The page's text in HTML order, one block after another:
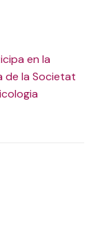
en la
de la Societat